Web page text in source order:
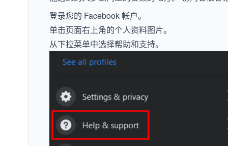
登录您的 Facebook 帐户。
单击页面右上角的个人资料图片。
从下拉菜单中选择帮助和支持。